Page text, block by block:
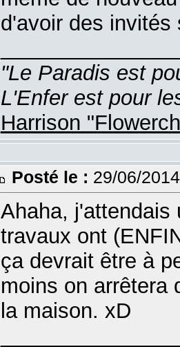
d'avoir des
"Le Paradis est
L'Enfer est pour
Harrison
Posté le : 29/06/
Ahaha, j'attendais
travaux ont
ça devrait être à
moins on arrêtera
la maison. xD